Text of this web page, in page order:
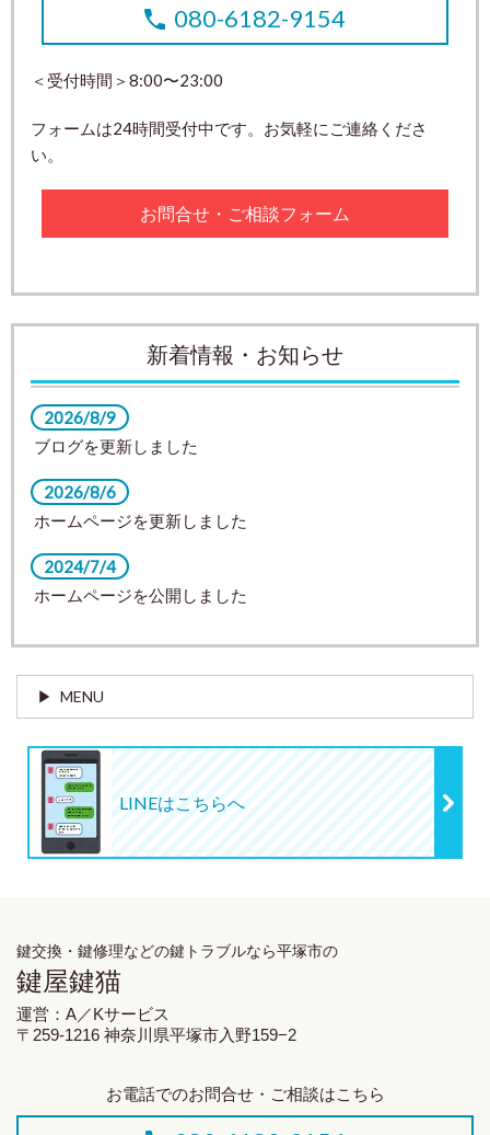
080-6182-9154
＜受付時間＞8:00〜23:00
フォームは24時間受付中です。お気軽にご連絡くださ
い。
お問合せ・ご相談フォーム
新着情報・お知らせ
2026/8/9
ブログを更新しました
2026/8/6
ホームページを更新しました
2024/7/4
ホームページを公開しました
MENU
LINEはこちらへ
鍵交換・鍵修理などの鍵トラブルなら平塚市の
鍵屋鍵猫
運営：A／Kサービス
〒259-1216 神奈川県平塚市入野159−2
お電話でのお問合せ・ご相談はこちら